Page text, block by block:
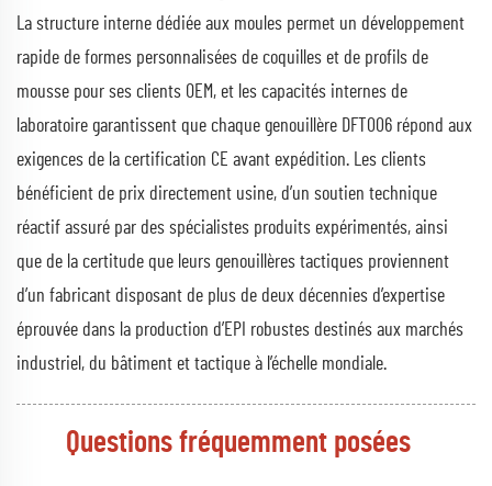
La structure interne dédiée aux moules permet un développement
rapide de formes personnalisées de coquilles et de profils de
mousse pour ses clients OEM, et les capacités internes de
laboratoire garantissent que chaque genouillère DFT006 répond aux
exigences de la certification CE avant expédition. Les clients
bénéficient de prix directement usine, d’un soutien technique
réactif assuré par des spécialistes produits expérimentés, ainsi
que de la certitude que leurs genouillères tactiques proviennent
d’un fabricant disposant de plus de deux décennies d’expertise
éprouvée dans la production d’EPI robustes destinés aux marchés
industriel, du bâtiment et tactique à l’échelle mondiale.
Questions fréquemment posées